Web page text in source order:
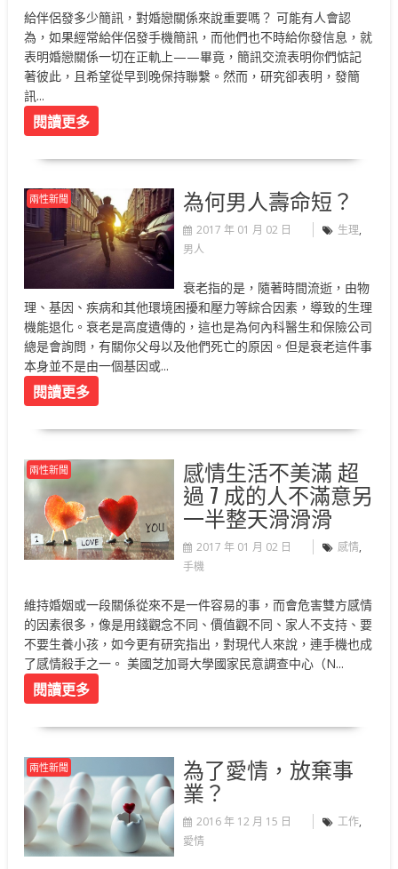
給伴侶發多少簡訊，對婚戀關係來說重要嗎？ 可能有人會認
為，如果經常給伴侶發手機簡訊，而他們也不時給你發信息，就
表明婚戀關係一切在正軌上——畢竟，簡訊交流表明你們惦記
著彼此，且希望從早到晚保持聯繫。然而，研究卻表明，發簡
訊...
閱讀更多
兩性新聞 為何男人壽命短？
2017 年 01 月 02 日 生理,
男人
衰老指的是，隨著時間流逝，由物
理、基因、疾病和其他環境困擾和壓力等綜合因素，導致的生理
機能退化。衰老是高度遺傳的，這也是為何內科醫生和保險公司
總是會詢問，有關你父母以及他們死亡的原因。但是衰老這件事
本身並不是由一個基因或...
閱讀更多
兩性新聞 感情生活不美滿 超
過 7 成的人不滿意另
一半整天滑滑滑
2017 年 01 月 02 日 感情,
手機
維持婚姻或一段關係從來不是一件容易的事，而會危害雙方感情
的因素很多，像是用錢觀念不同、價值觀不同、家人不支持、要
不要生養小孩，如今更有研究指出，對現代人來說，連手機也成
了感情殺手之一。 美國芝加哥大學國家民意調查中心（N...
閱讀更多
兩性新聞 為了愛情，放棄事
業？
2016 年 12 月 15 日 工作,
愛情